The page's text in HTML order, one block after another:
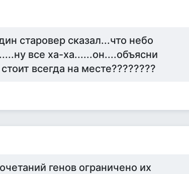
старовер сказал...что небо
все ха-ха......он....объясни
всегда на месте????????
генов ограничено их